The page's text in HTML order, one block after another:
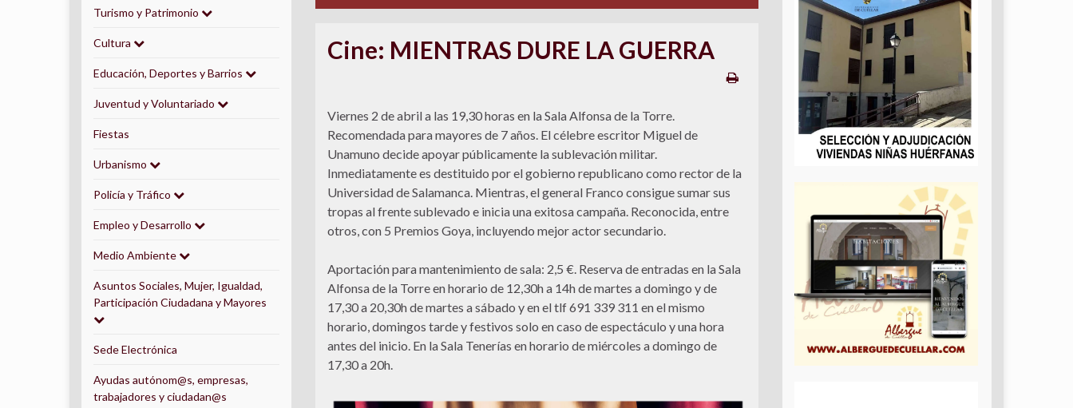
Cine: MIENTRAS DURE LA GUERRA
Viernes 2 de abril a las 19,30 horas en la Sala Alfonsa de la Torre.
Recomendada para mayores de 7 años. El célebre escritor Miguel de
Unamuno decide apoyar públicamente la sublevación militar.
Inmediatamente es destituido por el gobierno republicano como rector de la
Universidad de Salamanca. Mientras, el general Franco consigue sumar sus
tropas al frente sublevado e inicia una exitosa campaña. Reconocida, entre
otros, con 5 Premios Goya, incluyendo mejor actor secundario.
Aportación para mantenimiento de sala: 2,5 €. Reserva de entradas en la Sala
Alfonsa de la Torre en horario de 12,30h a 14h de martes a domingo y de
17,30 a 20,30h de martes a sábado y en el tlf 691 339 311 en el mismo
horario, domingos tarde y festivos solo en caso de espectáculo y una hora
antes del inicio. En la Sala Tenerías en horario de miércoles a domingo de
17,30 a 20h.
Turismo y Patrimonio
Cultura
Educación, Deportes y Barrios
Juventud y Voluntariado
Fiestas
Urbanismo
Policía y Tráfico
Empleo y Desarrollo
Medio Ambiente
Asuntos Sociales, Mujer, Igualdad,
Participación Ciudadana y Mayores
Sede Electrónica
Ayudas autónom@s, empresas,
trabajadores y ciudadan@s